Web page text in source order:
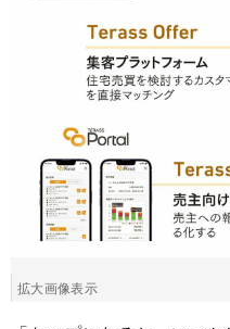
拡大画像表示